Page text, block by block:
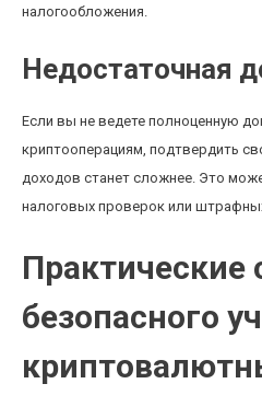
налогообложения.
Недостаточная
Если вы не ведете полноценную
криптооперациям, подтвердить
доходов станет сложнее. Это
налоговых проверок или
Практические
безопасного